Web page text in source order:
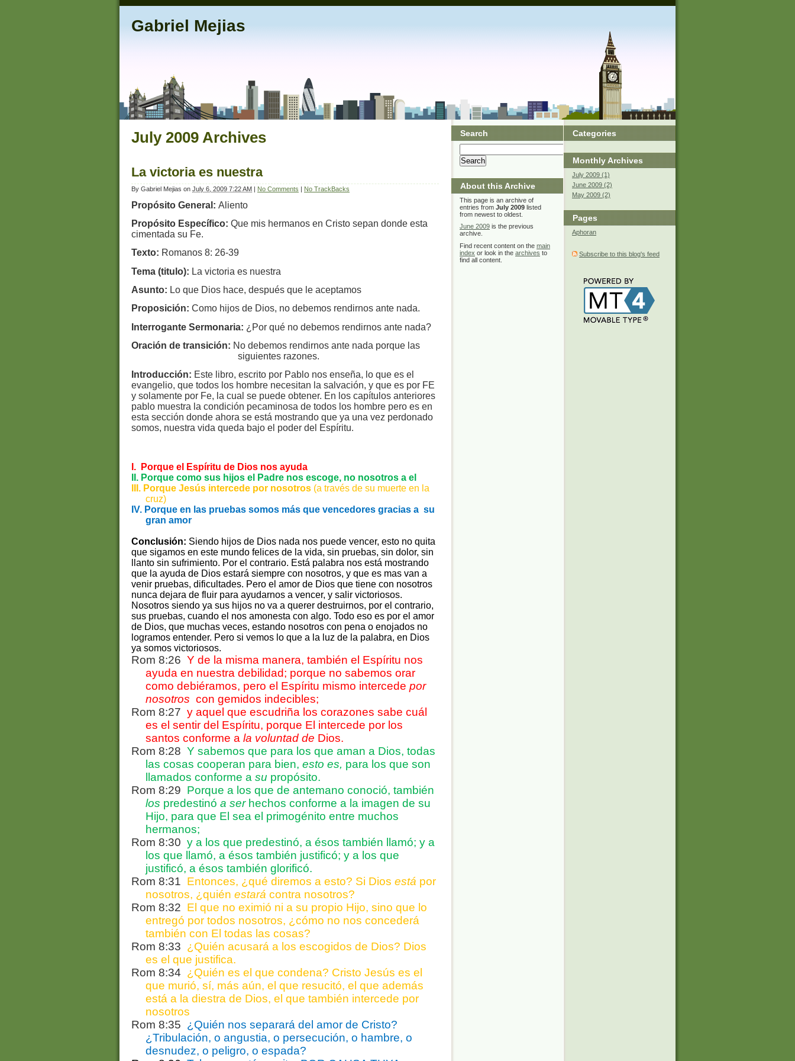
Gabriel Mejias
July 2009 Archives
La victoria es nuestra
By Gabriel Mejias on July 6, 2009 7:22 AM | No Comments | No TrackBacks
Propósito General: Aliento
Propósito Específico: Que mis hermanos en Cristo sepan donde esta
cimentada su Fe.
Texto: Romanos 8: 26-39
Tema (titulo): La victoria es nuestra
Asunto: Lo que Dios hace, después que le aceptamos
Proposición: Como hijos de Dios, no debemos rendirnos ante nada.
Interrogante Sermonaria: ¿Por qué no debemos rendirnos ante nada?
Oración de transición: No debemos rendirnos ante nada porque las
siguientes razones.
Introducción: Este libro, escrito por Pablo nos enseña, lo que es el
evangelio, que todos los hombre necesitan la salvación, y que es por FE
y solamente por Fe, la cual se puede obtener. En los capítulos anteriores
pablo muestra la condición pecaminosa de todos los hombre pero es en
esta sección donde ahora se está mostrando que ya una vez perdonado
somos, nuestra vida queda bajo el poder del Espíritu.
I.
Porque el Espíritu de Dios nos ayuda
II. Porque como sus hijos el Padre nos escoge, no nosotros a el
III. Porque Jesús intercede por nosotros (a través de su muerte en la
cruz)
IV. Porque en las pruebas somos más que vencedores gracias a su
gran amor
Conclusión: Siendo hijos de Dios nada nos puede vencer, esto no quita
que sigamos en este mundo felices de la vida, sin pruebas, sin dolor, sin
llanto sin sufrimiento. Por el contrario. Está palabra nos está mostrando
que la ayuda de Dios estará siempre con nosotros, y que es mas van a
venir pruebas, dificultades. Pero el amor de Dios que tiene con nosotros
nunca dejara de fluir para ayudarnos a vencer, y salir victoriosos.
Nosotros siendo ya sus hijos no va a querer destruirnos, por el contrario,
sus pruebas, cuando el nos amonesta con algo. Todo eso es por el amor
de Dios, que muchas veces, estando nosotros con pena o enojados no
logramos entender. Pero si vemos lo que a la luz de la palabra, en Dios
ya somos victoriosos.
Rom 8:26 Y de la misma manera, también el Espíritu nos
ayuda en nuestra debilidad; porque no sabemos orar
como debiéramos, pero el Espíritu mismo intercede por
nosotros con gemidos indecibles;
Rom 8:27 y aquel que escudriña los corazones sabe cuál
es el sentir del Espíritu, porque El intercede por los
santos conforme a la voluntad de Dios.
Rom 8:28 Y sabemos que para los que aman a Dios, todas
las cosas cooperan para bien, esto es, para los que son
llamados conforme a su propósito.
Rom 8:29 Porque a los que de antemano conoció, también
los predestinó a serhechos conforme a la imagen de su
Hijo, para que El sea el primogénito entre muchos
hermanos;
Rom 8:30 y a los que predestinó, a ésos también llamó; y a
los que llamó, a ésos también justificó; y a los que
justificó, a ésos también glorificó.
Rom 8:31 Entonces, ¿qué diremos a esto? Si Dios está por
nosotros, ¿quién estará contra nosotros?
Rom 8:32 El que no eximió ni a su propio Hijo, sino que lo
entregó por todos nosotros, ¿cómo no nos concederá
también con El todas las cosas?
Rom 8:33 ¿Quién acusará a los escogidos de Dios? Dios
es el que justifica.
Rom 8:34 ¿Quién es el que condena? Cristo Jesús es el
que murió, sí, más aún, el que resucitó, el que además
está a la diestra de Dios, el que también intercede por
nosotros
Rom 8:35 ¿Quién nos separará del amor de Cristo?
¿Tribulación, o angustia, o persecución, o hambre, o
desnudez, o peligro, o espada?
Categories
MonthlyArchives
July 2009 (1)
June 2009 (2)
May 2009 (2)
Pages
Aphoran
Subscribe to this blog's feed
Search
About this Archive
This page is an archive of
entries from July 2009 listed
from newest to oldest.
June 2009 is the previous
archive.
Find recent content on the main
index or look in the archives to
find all content.